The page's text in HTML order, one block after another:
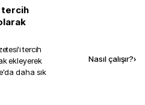
tercih
'i tercih
ekleyerek
daha sık
Nasıl çalışır?›